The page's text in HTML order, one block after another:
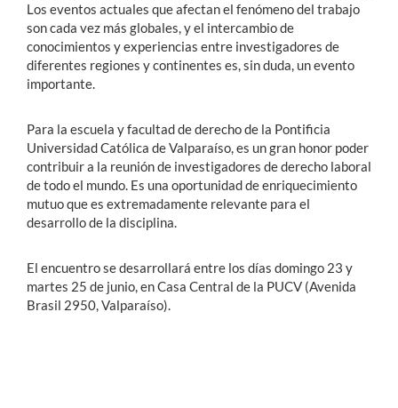
Los eventos actuales que afectan el fenómeno del trabajo
son cada vez más globales, y el intercambio de
conocimientos y experiencias entre investigadores de
diferentes regiones y continentes es, sin duda, un evento
importante.
Para la escuela y facultad de derecho de la Pontificia
Universidad Católica de Valparaíso, es un gran honor poder
contribuir a la reunión de investigadores de derecho laboral
de todo el mundo. Es una oportunidad de enriquecimiento
mutuo que es extremadamente relevante para el
desarrollo de la disciplina.
El encuentro se desarrollará entre los días domingo 23 y
martes 25 de junio, en Casa Central de la PUCV (Avenida
Brasil 2950, Valparaíso).